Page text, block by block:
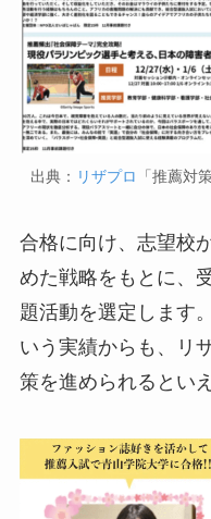
出典： リザプロ 「推薦対
合格に向け、志望校
めた戦略をもとに、
題活動を選定します
いう実績からも、リ
策を進められるとい